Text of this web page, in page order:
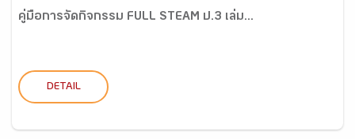
คู่มือการจัดกิจกรรม FULL STEAM ป.3 เล่ม...
DETAIL